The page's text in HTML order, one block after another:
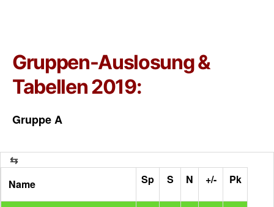
Gruppen-Auslosung &
Tabellen 2019:
Gruppe A
Name Sp S N +/- Pk